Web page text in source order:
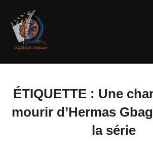
ÉTIQUETTE : Une
mourir d’Hermas
la série